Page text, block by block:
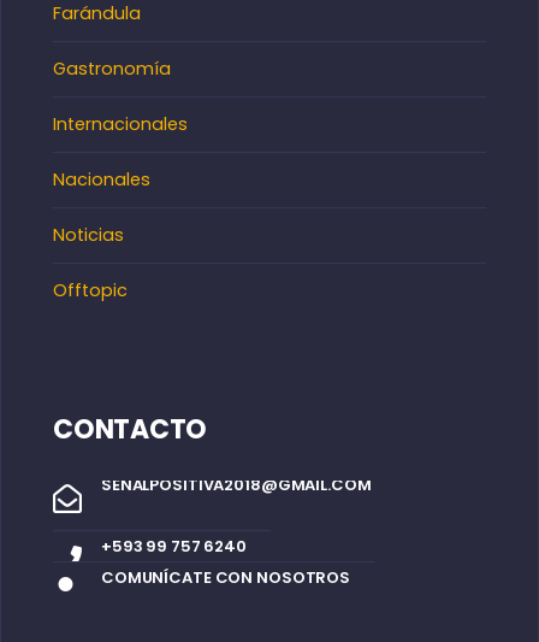
Farándula
Gastronomía
Internacionales
Nacionales
Noticias
Offtopic
CONTACTO
SENALPOSITIVA2018@GMAIL.COM
+593 99 757 6240
COMUNÍCATE CON NOSOTROS